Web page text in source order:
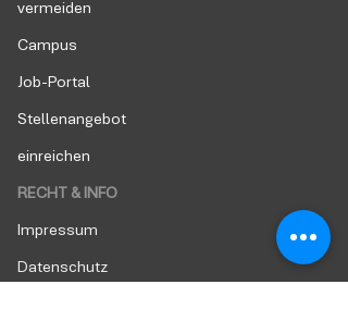
vermeiden
Campus
Job-Portal
Stellenangebot
einreichen
RECHT & INFO
Impressum
Datenschutz